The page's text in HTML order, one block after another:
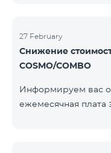
Дополнительная
предоставлена в
Благодарим за
27 February
Снижение
COSMO/COMBO
Информируем вас о
ежемесячная плата